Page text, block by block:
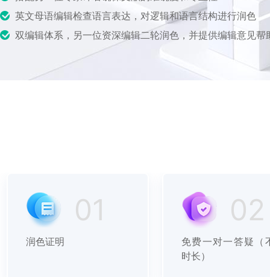
英文母语编辑检查语言表达，对逻辑和语言结构进行润色
双编辑体系，另一位资深编辑二轮润色，并提供编辑意见帮
01
润色证明
02
免费一对一答疑（
时长）